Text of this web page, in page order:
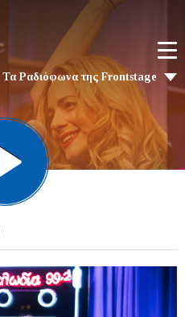
Τα Ραδιόφωνα της Frontstage